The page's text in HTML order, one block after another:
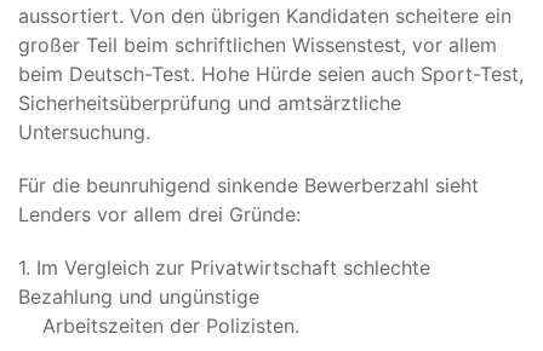
aussortiert. Von den übrigen Kandidaten scheitere ein
großer Teil beim schriftlichen Wissenstest, vor allem
beim Deutsch-Test. Hohe Hürde seien auch Sport-Test,
Sicherheitsüberprüfung und amtsärztliche
Untersuchung.
Für die beunruhigend sinkende Bewerberzahl sieht
Lenders vor allem drei Gründe:
1. Im Vergleich zur Privatwirtschaft schlechte
Bezahlung und ungünstige
Arbeitszeiten der Polizisten.